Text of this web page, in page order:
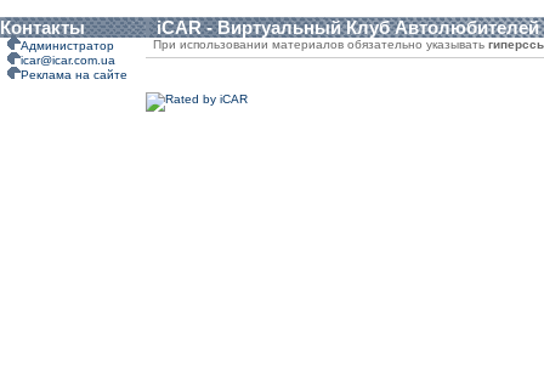
Контакты iCAR - Виртуальный Клуб Автолюбителей
Администратор
icar@icar.com.ua
Реклама на сайте
При использовании материалов обязательно указывать